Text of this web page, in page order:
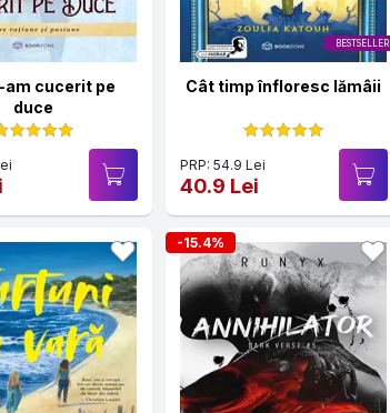
am cucerit pe
duce
BESTSELLER
Cât timp înfloresc lămâii
PRP: 54.9 Lei
40.9 Lei
-15.4%